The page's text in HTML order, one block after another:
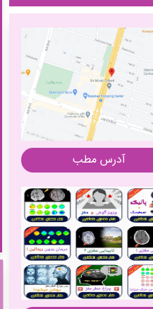
آدرس مطب